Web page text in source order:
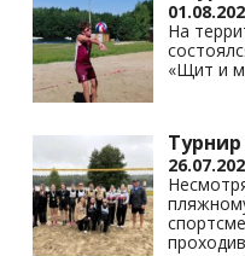
На
«Щит и